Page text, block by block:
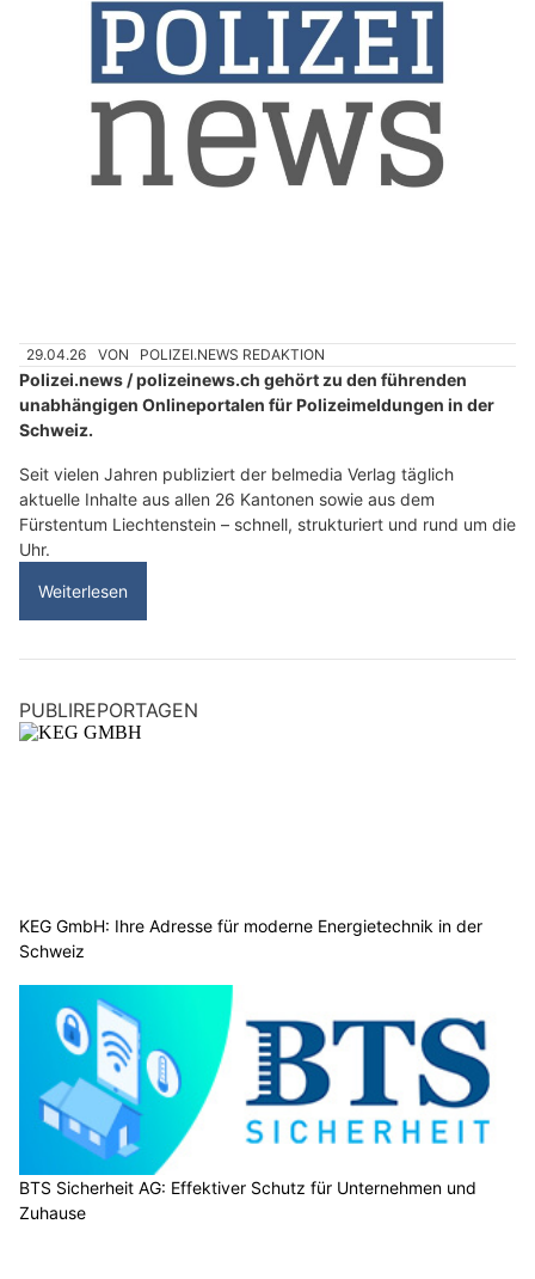
29.04.26 VON POLIZEI.NEWS REDAKTION
Polizei.news / polizeinews.ch gehört zu den führenden
unabhängigen Onlineportalen für Polizeimeldungen in der
Schweiz.
Seit vielen Jahren publiziert der belmedia Verlag täglich
aktuelle Inhalte aus allen 26 Kantonen sowie aus dem
Fürstentum Liechtenstein – schnell, strukturiert und rund um die
Uhr.
Weiterlesen
PUBLIREPORTAGEN
KEG GmbH: Ihre Adresse für moderne Energietechnik in der
Schweiz
BTS Sicherheit AG: Effektiver Schutz für Unternehmen und
Zuhause